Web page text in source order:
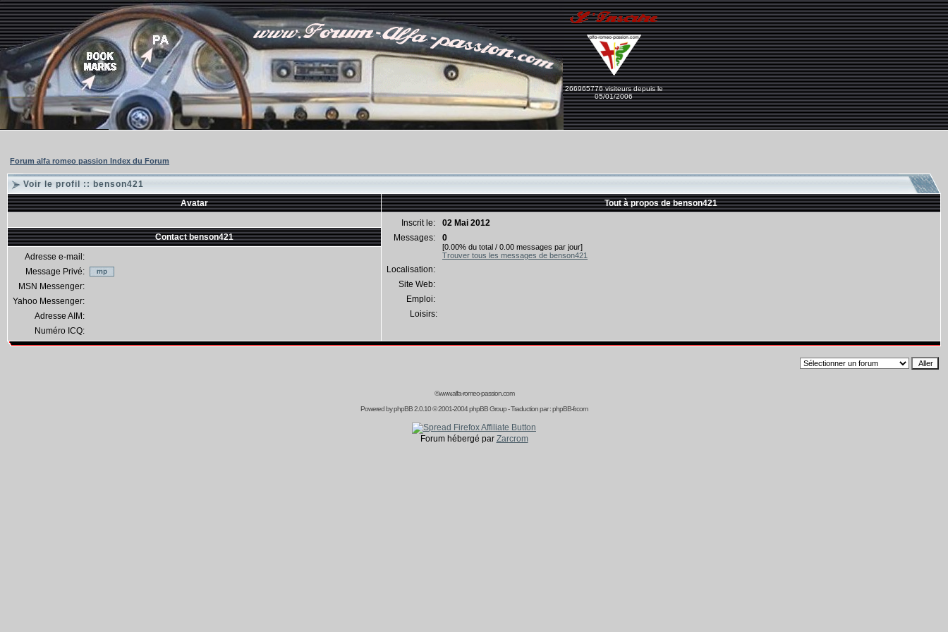
266965776 visiteurs depuis le
05/01/2006
Forum alfa romeo passion Index du Forum
Voir le profil :: benson421
Avatar
Tout à propos de benson421
Inscrit le:
02 Mai 2012
Messages:
0
[0.00% du total / 0.00 messages par jour]
Trouver tous les messages de benson421
Localisation:
Site Web:
Emploi:
Loisirs:
Contact benson421
Adresse e-mail:
Message Privé:
MSN Messenger:
Yahoo Messenger:
Adresse AIM:
Numéro ICQ:
©www.alfa-romeo-passion.com
Powered byphpBB2.0.10 © 2001-2004 phpBB Group - Traduction par :phpBB-fr.com
Forum hébergé par Zarcrom